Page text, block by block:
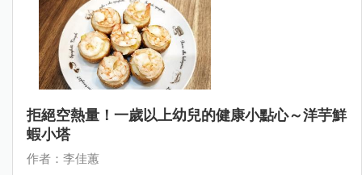
拒絕空熱量！一歲以上幼兒的健康小點心～洋芋鮮
蝦小塔
作者：李佳蕙